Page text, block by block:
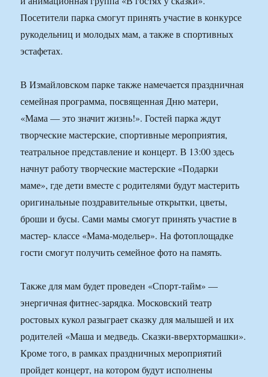
Посетители парка смогут принять участие в конкурсе
рукодельниц и молодых мам, а также в спортивных
эстафетах.
В Измайловском парке также намечается праздничная
семейная программа, посвященная Дню матери,
«Мама — это значит жизнь!». Гостей парка ждут
творческие мастерские, спортивные мероприятия,
театральное представление и концерт. В 13:00 здесь
начнут работу творческие мастерские «Подарки
маме», где дети вместе с родителями будут мастерить
оригинальные поздравительные открытки, цветы,
броши и бусы. Сами мамы смогут принять участие в
мастер- классе «Мама-модельер». На фотоплощадке
гости смогут получить семейное фото на память.
Также для мам будет проведен «Спорт-тайм» —
энергичная фитнес-зарядка. Московский театр
ростовых кукол разыграет сказку для малышей и их
родителей «Маша и медведь. Сказки-вверхтормашки».
Кроме того, в рамках праздничных мероприятий
пройдет концерт, на котором будут исполнены